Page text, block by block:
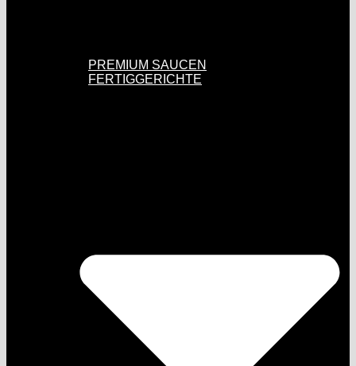
PREMIUM SAUCEN
FERTIGGERICHTE